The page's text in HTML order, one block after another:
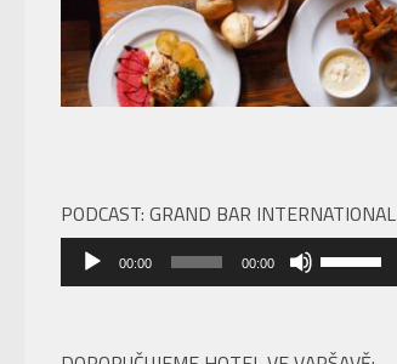
PODCAST: GRAND BAR INTERNATIONAL
Audio
přehrávač
00:00 00:00
Použitím
šipek
zvýšíte